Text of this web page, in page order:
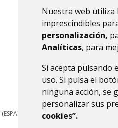
Nuestra web utiliza
imprescindibles
personalización,
Analíticas, para
Si acepta pulsando
uso. Si pulsa el
ninguna acción, se
personalizar sus
cookies”.
hace
(ESPAÑA)